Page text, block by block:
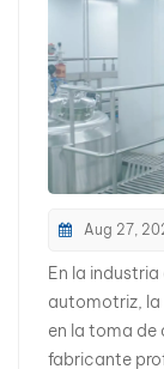
Aug 27,
En la
automotriz,
en la toma de
fabricante